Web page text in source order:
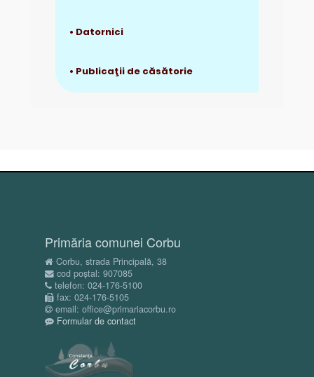
• Datornici
• Publicaţii de căsătorie
Primăria comunei Corbu
Corbu, strada Principală, 38
cod poștal: 907085
telefon: 024-176-5100
fax: 024-176-5105
email: office@primariacorbu.ro
Formular de contact